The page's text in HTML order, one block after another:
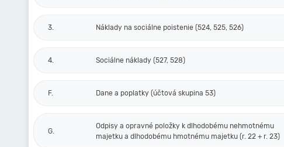
3. Náklady na sociálne poistenie (524, 525, 526)
4. Sociálne náklady (527, 528)
F. Dane a poplatky (účtová skupina 53)
G.
Odpisy a opravné položky k dlhodobému nehmotnému
majetku a dlhodobému hmotnému majetku (r. 22 + r. 23)